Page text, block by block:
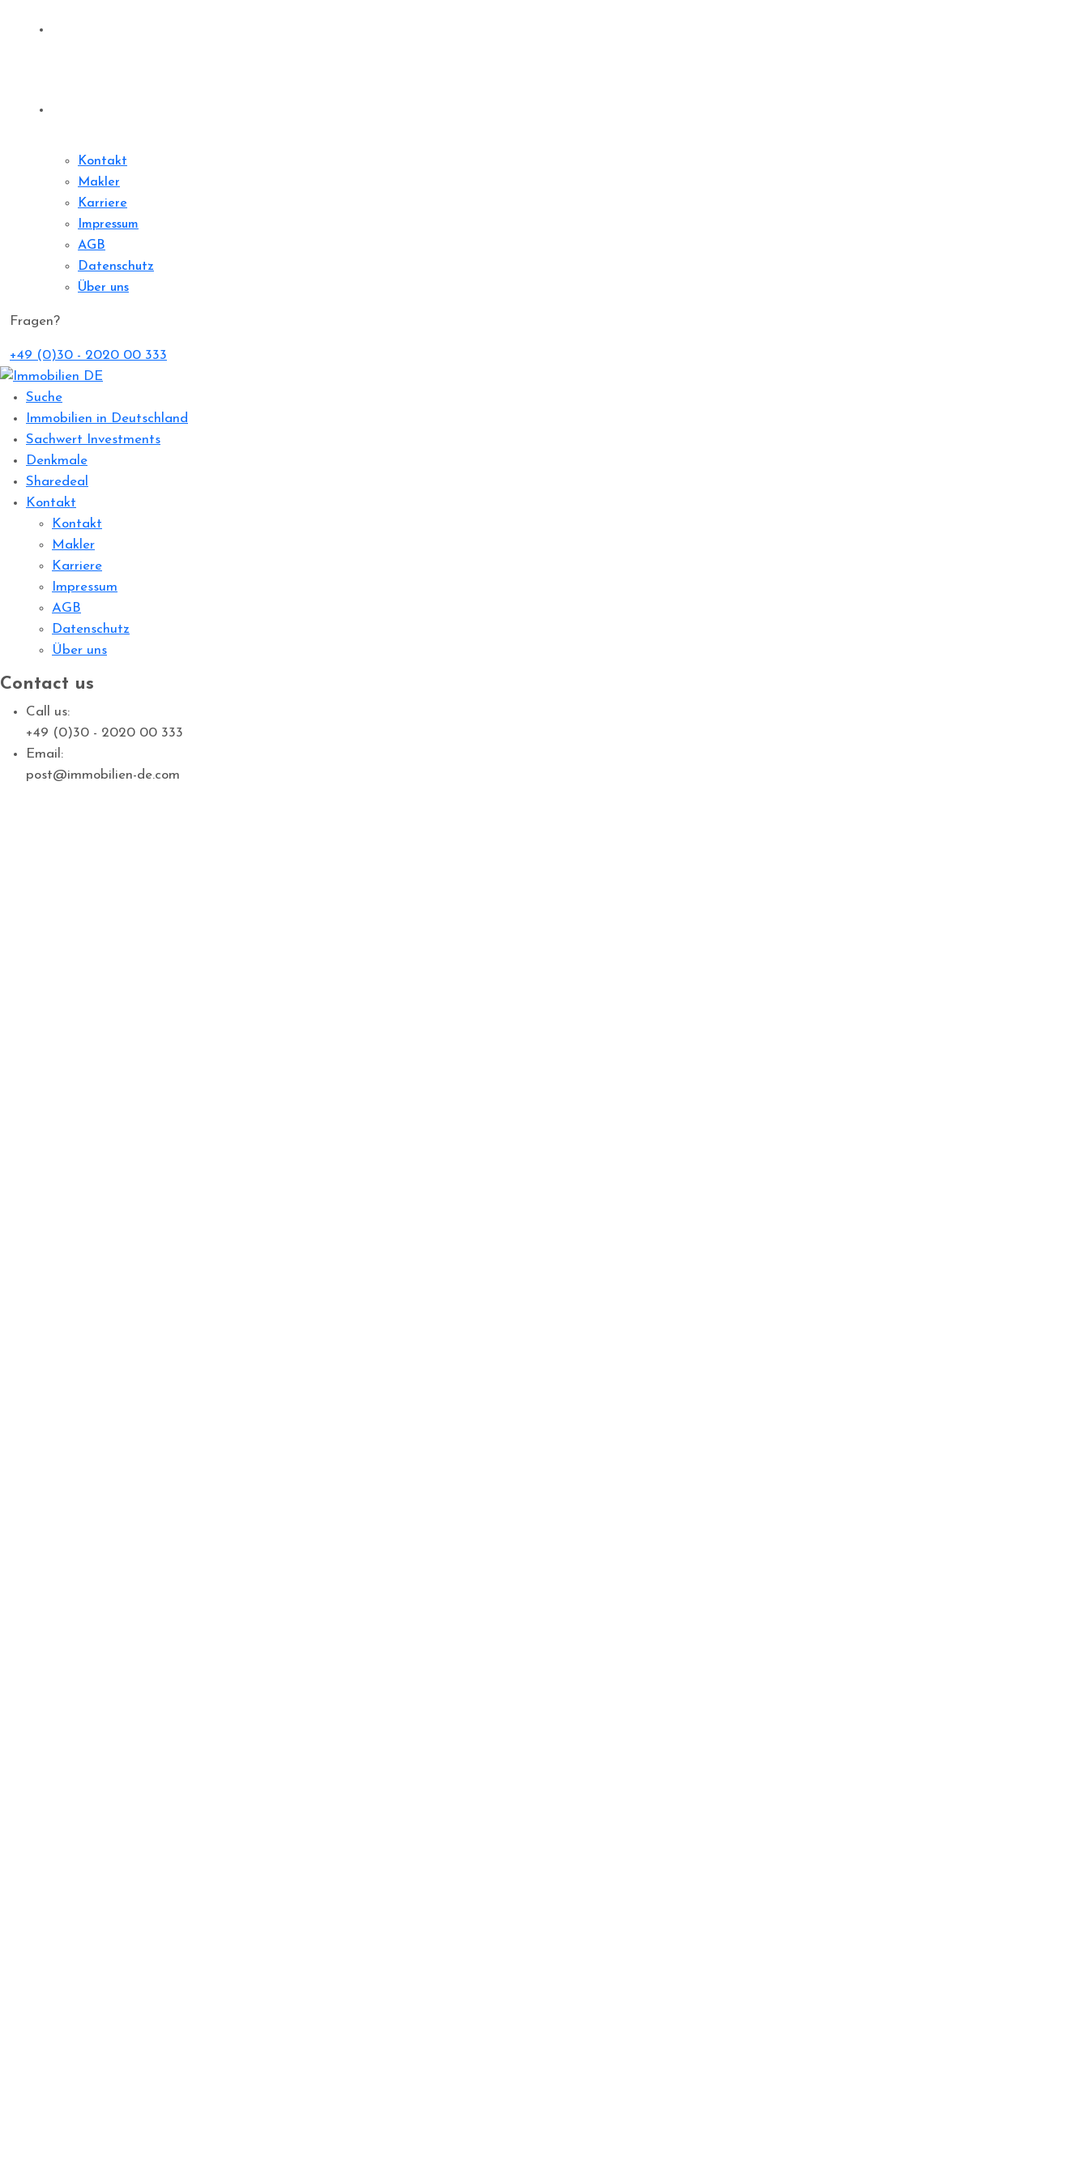
Kontakt
Makler
Karriere
Impressum
AGB
Datenschutz
Über uns
Fragen?
+49 (0)30 - 2020 00 333
Suche
Immobilien in Deutschland
Sachwert Investments
Denkmale
Sharedeal
Kontakt
Kontakt
Makler
Karriere
Impressum
AGB
Datenschutz
Über uns
Contact us
Call us:
+49 (0)30 - 2020 00 333
Email:
post@immobilien-de.com